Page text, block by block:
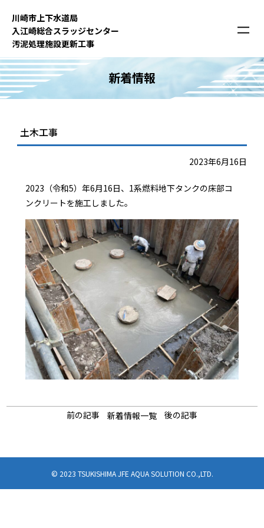
キ
ッ
プ
川崎市上下⽔道局
⼊江崎総合スラッジセンター
汚泥処理施設更新⼯事
新着情報
土木工事
2023年6月16日
2023（令和5）年6月16日、1系燃料地下タンクの床部コ
ンクリートを施工しました。
前の記事 新着情報一覧 後の記事
© 2023 TSUKISHIMA JFE AQUA SOLUTION CO.,LTD.